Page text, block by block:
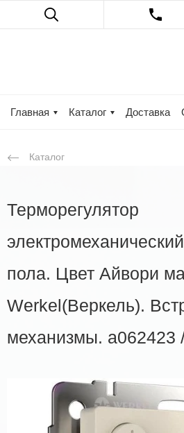
Главная Каталог Доставка
Каталог
Терморегулятор
пола. Цвет Айвори
Werkel(Веркель).
механизмы. a062423